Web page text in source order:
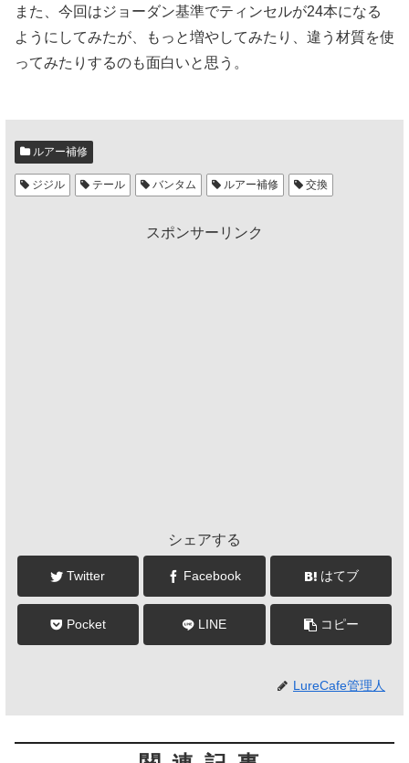
また、今回はジョーダン基準でティンセルが24本になる
ようにしてみたが、もっと増やしてみたり、違う材質を使
ってみたりするのも面白いと思う。
ルアー補修
ジジル テール バンタム ルアー補修 交換
スポンサーリンク
シェアする
Twitter Facebook はてブ
Pocket LINE コピー
LureCafe管理人